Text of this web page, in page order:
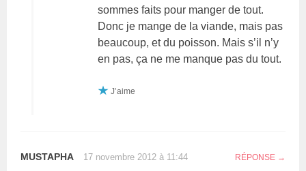
sommes faits pour manger de tout.
Donc je mange de la viande, mais pas
beaucoup, et du poisson. Mais s’il n’y
en pas, ça ne me manque pas du tout.
J’aime
MUSTAPHA 17 novembre 2012 à 11:44 RÉPONSE